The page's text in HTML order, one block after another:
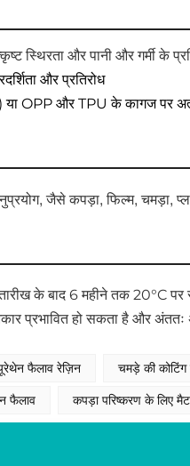
स्थिरता और पानी और गर्मी के
और प्रतिरोध
या OPP और TPU के कागज पर
जैसे कपड़ा, फिल्म, चमड़ा,
तारीख के बाद 6 महीने तक 20°C
प्रभावित हो सकता है और अंततः
फैलाव रेज़िन चमड़े की
फैलाव
कपड़ा परिष्करण के लिए